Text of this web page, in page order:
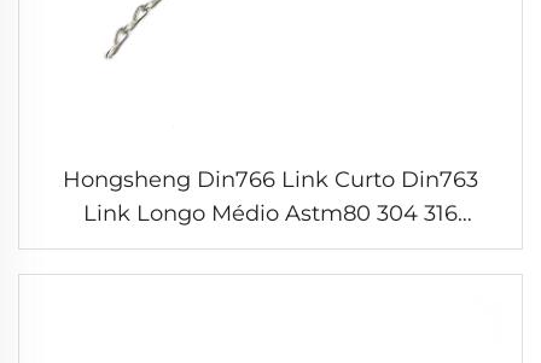
Hongsheng Din766 Link Curto Din763
Link Longo Médio Astm80 304 316
Correntes de Aço Inoxidável